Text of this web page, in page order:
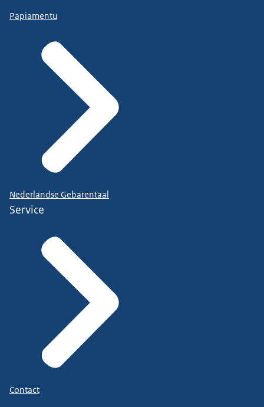
Papiamentu
Nederlandse Gebarentaal
Service
Contact